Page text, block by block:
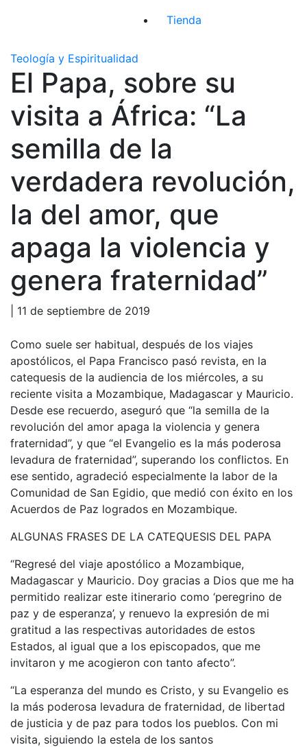
Tienda
Teología y Espiritualidad
El Papa, sobre su
visita a África: “La
semilla de la
verdadera revolución,
la del amor, que
apaga la violencia y
genera fraternidad”
| 11 de septiembre de 2019
Como suele ser habitual, después de los viajes
apostólicos, el Papa Francisco pasó revista, en la
catequesis de la audiencia de los miércoles, a su
reciente visita a Mozambique, Madagascar y Mauricio.
Desde ese recuerdo, aseguró que “la semilla de la
revolución del amor apaga la violencia y genera
fraternidad”, y que “el Evangelio es la más poderosa
levadura de fraternidad”, superando los conflictos. En
ese sentido, agradeció especialmente la labor de la
Comunidad de San Egidio, que medió con éxito en los
Acuerdos de Paz logrados en Mozambique.
ALGUNAS FRASES DE LA CATEQUESIS DEL PAPA
“Regresé del viaje apostólico a Mozambique,
Madagascar y Mauricio. Doy gracias a Dios que me ha
permitido realizar este itinerario como ‘peregrino de
paz y de esperanza’, y renuevo la expresión de mi
gratitud a las respectivas autoridades de estos
Estados, al igual que a los episcopados, que me
invitaron y me acogieron con tanto afecto”.
“La esperanza del mundo es Cristo, y su Evangelio es
la más poderosa levadura de fraternidad, de libertad
de justicia y de paz para todos los pueblos. Con mi
visita, siguiendo la estela de los santos